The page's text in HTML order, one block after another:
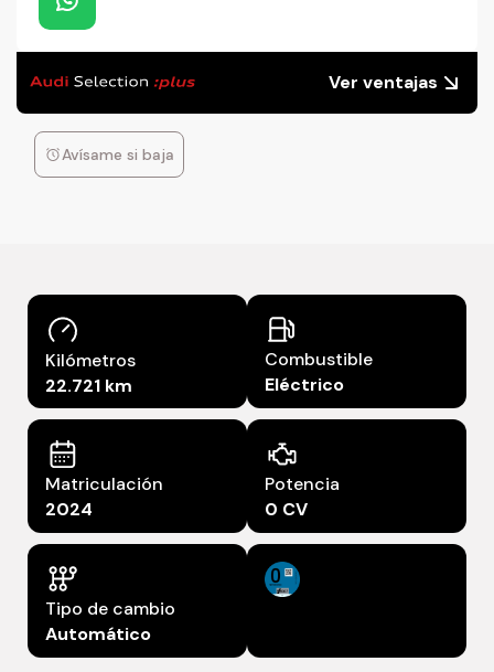
Ver ventajas
Avísame si baja
Kilómetros
22.721 km
Combustible
Eléctrico
Matriculación
2024
Potencia
0 CV
Tipo de cambio
Automático